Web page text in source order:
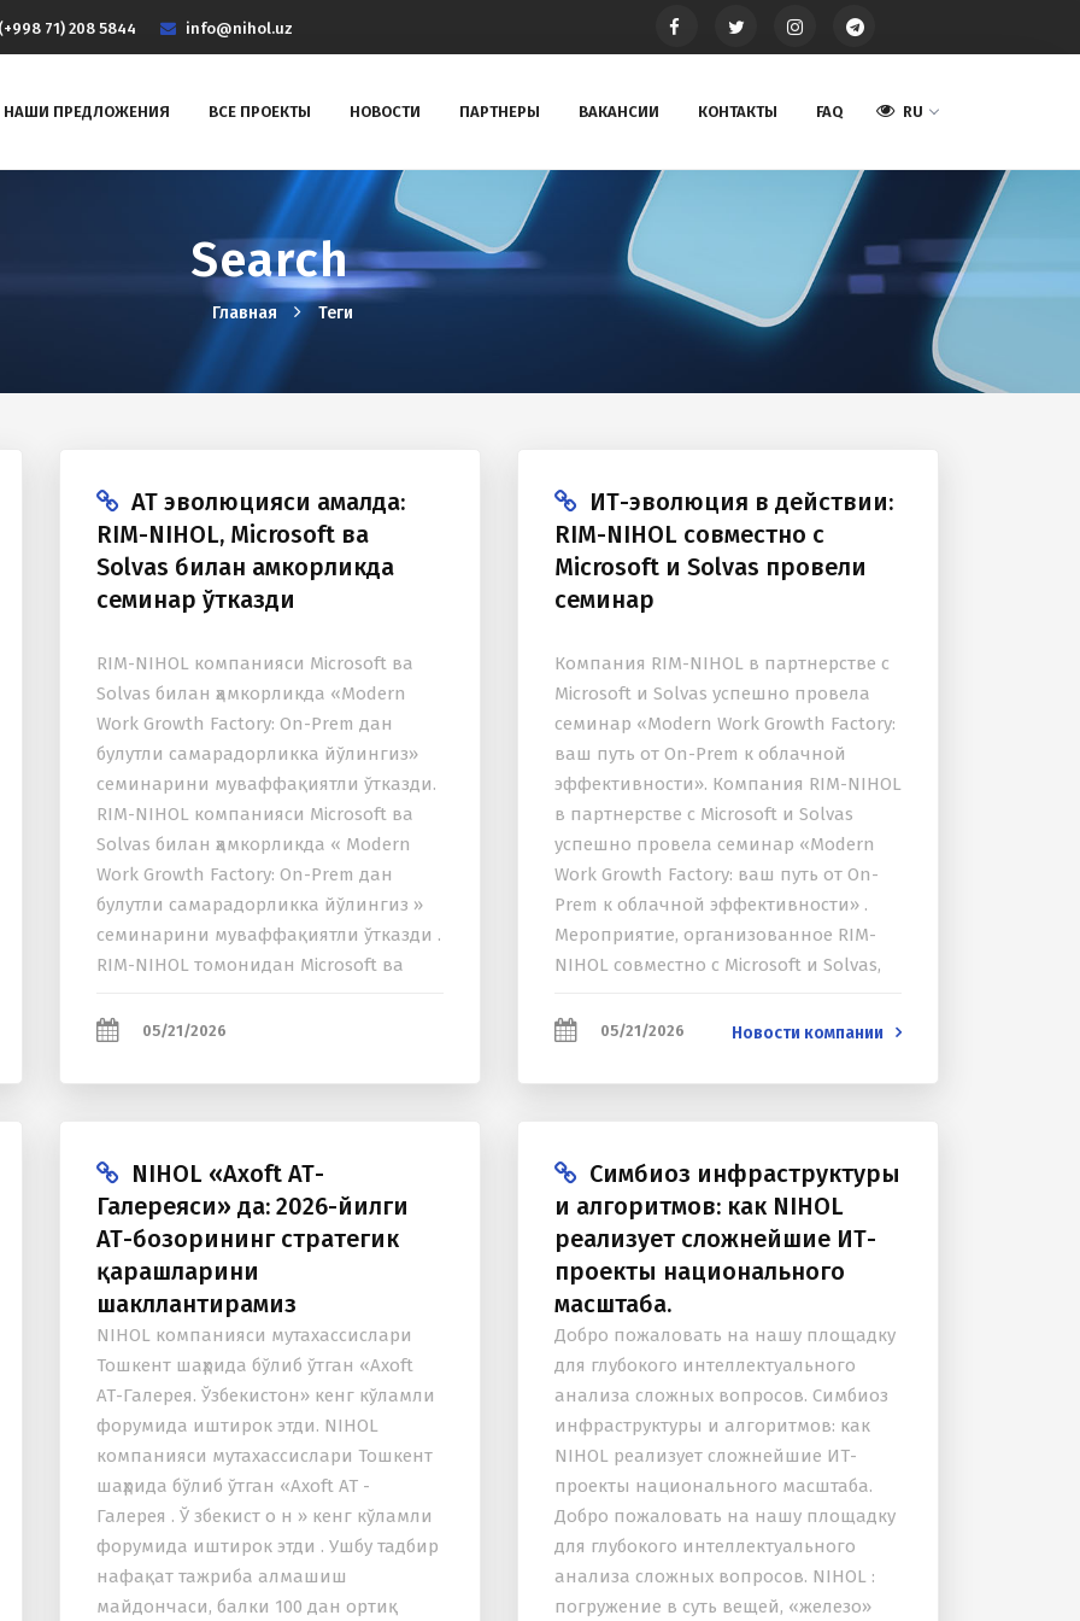
(+998 71) 208 5844 info@nihol.uz
НАШИ ПРЕДЛОЖЕНИЯ ВСЕ ПРОЕКТЫ НОВОСТИ ПАРТНЕРЫ ВАКАНСИИ КОНТАКТЫ FAQ RU
Search
Главная Теги
АТ эволюцияси амалда:
RIM-NIHOL, Microsoft ва
Solvas билан ҳамкорликда
семинар ўтказди
RIM-NIHOL компанияси Microsoft ва
Solvas билан ҳамкорликда «Modern
Work Growth Factory: On-Prem дан
булутли самарадорликка йўлингиз»
семинарини муваффақиятли ўтказди.
RIM-NIHOL компанияси Microsoft ва
Solvas билан ҳамкорликда « Modern
Work Growth Factory: On-Prem дан
булутли самарадорликка йўлингиз »
семинарини муваффақиятли ўтказди .
RIM-NIHOL томонидан Microsoft ва
этган тадбир Microsoft 365 булутли
қийматига бағишланди ва ўз...
05/21/2026
ИТ-эволюция в действии:
RIM-NIHOL совместно с
Microsoft и Solvas провели
семинар
Компания RIM-NIHOL в партнерстве с
Microsoft и Solvas успешно провела
семинар «Modern Work Growth Factory:
ваш путь от On-Prem к облачной
эффективности». Компания RIM-NIHOL
в партнерстве с Microsoft и Solvas
успешно провела семинар «Modern
Work Growth Factory: ваш путь от On-
Prem к облачной эффективности» .
Мероприятие, организованное RIM-
NIHOL совместно с Microsoft и Solvas,
ценности перехода в облачную
своей площадке профессиональное...
05/21/2026 Новости компании
NIHOL «Axoft АТ-
Галереяси» да: 2026-йилги
АТ-бозорининг стратегик
қарашларини
шакллантирамиз
NIHOL компанияси мутахассислари
Тошкент шаҳрида бўлиб ўтган «Axoft
АТ-Галерея. Ўзбекистон» кенг кўламли
форумида иштирок этди. NIHOL
компанияси мутахассислари Тошкент
шаҳрида бўлиб ўтган «Axoft АТ -
Галерея . Ў збекист о н » кенг кўламли
форумида иштирок этди . Ушбу тадбир
нафақат тажриба алмашиш
майдончаси, балки 100 дан ортиқ
Симбиоз инфраструктуры
и алгоритмов: как NIHOL
реализует сложнейшие ИТ-
проекты национального
масштаба.
Добро пожаловать на нашу площадку
для глубокого интеллектуального
анализа сложных вопросов. Симбиоз
инфраструктуры и алгоритмов: как
NIHOL реализует сложнейшие ИТ-
проекты национального масштаба.
Добро пожаловать на нашу площадку
для глубокого интеллектуального
анализа сложных вопросов. NIHOL :
погружение в суть вещей, «железо»